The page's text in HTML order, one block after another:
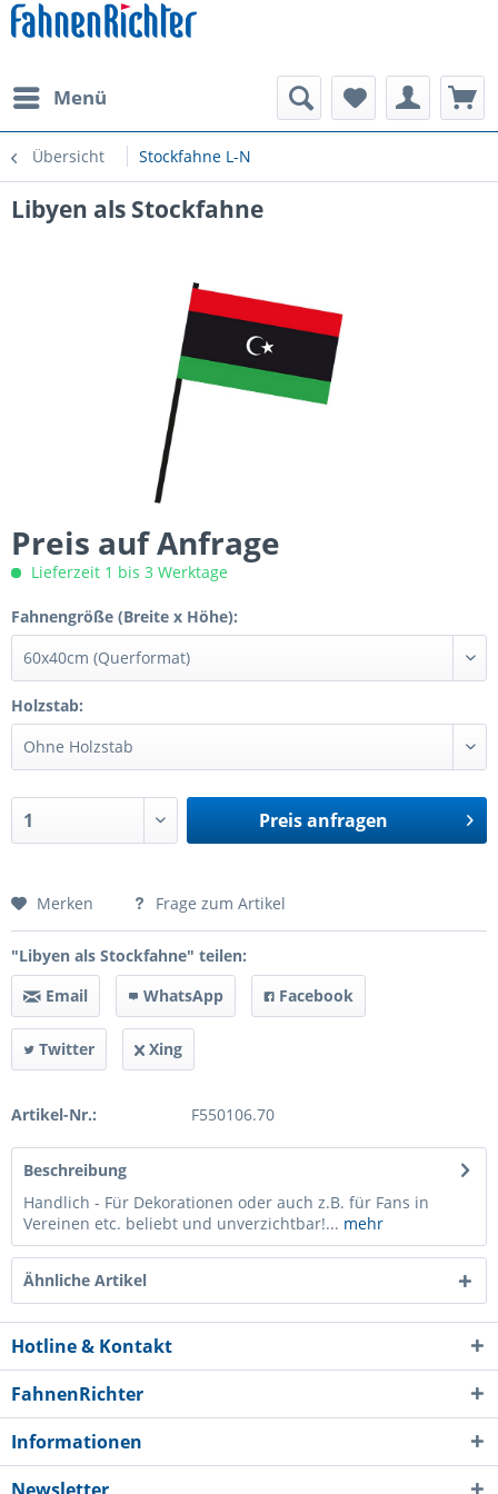
Menü
Übersicht Stockfahne L-N
Libyen als Stockfahne
Preis auf Anfrage
Lieferzeit 1 bis 3 Werktage
Fahnengröße (Breite x Höhe):
Holzstab:
Preis anfragen
Preis anfragen
Merken Frage zum Artikel
"Libyen als Stockfahne" teilen:
Email
WhatsApp Facebook
Twitter Xing
Artikel-Nr.: F550106.70
Beschreibung
Handlich - Für Dekorationen oder auch z.B. für Fans in
Vereinen etc. beliebt und unverzichtbar!... mehr
Ähnliche Artikel
Hotline & Kontakt
FahnenRichter
Informationen